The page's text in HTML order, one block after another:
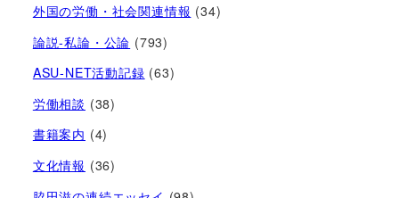
外国の労働・社会関連情報 (34)
論説-私論・公論 (793)
ASU-NET活動記録 (63)
労働相談 (38)
書籍案内 (4)
文化情報 (36)